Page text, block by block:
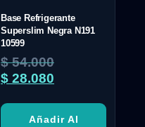
Base Refrigerante
Superslim Negra N191
10599
$54.000
$ 28.080
Añadir Al